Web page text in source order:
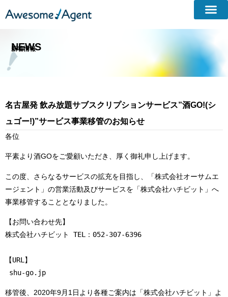
NEWS
新着情報​
名古屋発 飲み放題サブスクリプションサービス”酒GO!(シ
ュゴー!)”サービス事業移管のお知らせ
各位
平素より酒GOをご愛顧いただき、厚く御礼申し上げます。
この度、さらなるサービスの拡充を目指し、「株式会社オーサムエ
ージェント」の営業活動及びサービスを「株式会社ハチビット」へ
事業移管することとなりました。
【お問い合わせ先】
株式会社ハチビット TEL：052-307-6396
【URL】
shu-go.jp
移管後、2020年9月1日より各種ご案内は「株式会社ハチビット」よ